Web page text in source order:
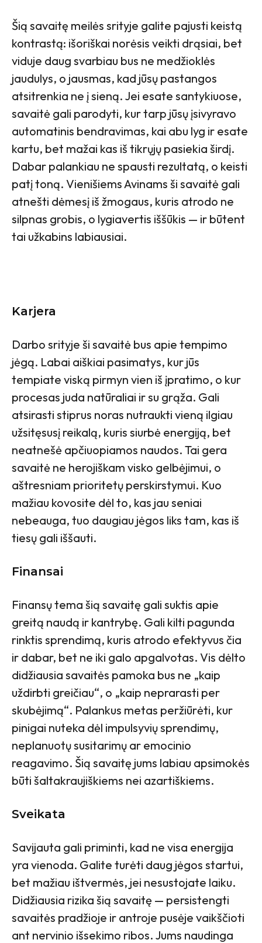
Šią savaitę meilės srityje galite pajusti keistą
kontrastą: išoriškai norėsis veikti drąsiai, bet
viduje daug svarbiau bus ne medžioklės
jaudulys, o jausmas, kad jūsų pastangos
atsitrenkia ne į sieną. Jei esate santykiuose,
savaitė gali parodyti, kur tarp jūsų įsivyravo
automatinis bendravimas, kai abu lyg ir esate
kartu, bet mažai kas iš tikrųjų pasiekia širdį.
Dabar palankiau ne spausti rezultatą, o keisti
patį toną. Vienišiems Avinams ši savaitė gali
atnešti dėmesį iš žmogaus, kuris atrodo ne
silpnas grobis, o lygiavertis iššūkis — ir būtent
tai užkabins labiausiai.
Karjera
Darbo srityje ši savaitė bus apie tempimo
jėgą. Labai aiškiai pasimatys, kur jūs
tempiate viską pirmyn vien iš įpratimo, o kur
procesas juda natūraliai ir su grąža. Gali
atsirasti stiprus noras nutraukti vieną ilgiau
užsitęsusį reikalą, kuris siurbė energiją, bet
neatnešė apčiuopiamos naudos. Tai gera
savaitė ne herojiškam visko gelbėjimui, o
aštresniam prioritetų perskirstymui. Kuo
mažiau kovosite dėl to, kas jau seniai
nebeauga, tuo daugiau jėgos liks tam, kas iš
tiesų gali iššauti.
Finansai
Finansų tema šią savaitę gali suktis apie
greitą naudą ir kantrybę. Gali kilti pagunda
rinktis sprendimą, kuris atrodo efektyvus čia
ir dabar, bet ne iki galo apgalvotas. Vis dėlto
didžiausia savaitės pamoka bus ne „kaip
uždirbti greičiau“, o „kaip neprarasti per
skubėjimą“. Palankus metas peržiūrėti, kur
pinigai nuteka dėl impulsyvių sprendimų,
neplanuotų susitarimų ar emocinio
reagavimo. Šią savaitę jums labiau apsimokės
būti šaltakraujiškiems nei azartiškiems.
Sveikata
Savijauta gali priminti, kad ne visa energija
yra vienoda. Galite turėti daug jėgos startui,
bet mažiau ištvermės, jei nesustojate laiku.
Didžiausia rizika šią savaitę — persistengti
savaitės pradžioje ir antroje pusėje vaikščioti
ant nervinio išsekimo ribos. Jums naudinga